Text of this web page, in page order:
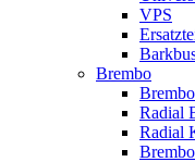
VPS
Brembo
Radial
Radial